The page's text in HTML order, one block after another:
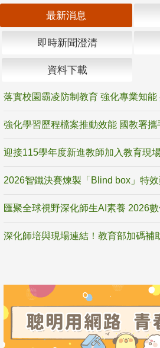
最新消息
即時新聞澄清
資料下載
落實校園霸凌防制教育 強化專業知能
2026智鐵決賽煉製「Blind box」特